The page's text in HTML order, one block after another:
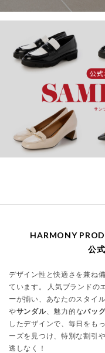
HARMONY
公
デザイン性と快適さを兼ね
ています。 人気ブランドの
ーが揃い、あなたのスタイ
やサンダル、魅力的なバッ
したデザインで、毎日をも
ーズを見つけ、特別な割引
逃しなく！